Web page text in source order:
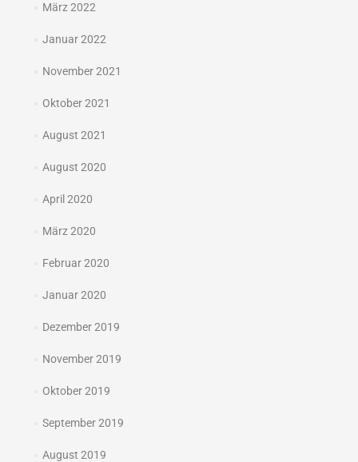
März 2022
Januar 2022
November 2021
Oktober 2021
August 2021
August 2020
April 2020
März 2020
Februar 2020
Januar 2020
Dezember 2019
November 2019
Oktober 2019
September 2019
August 2019